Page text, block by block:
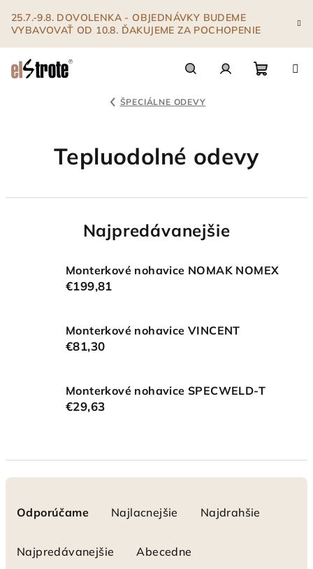
obsah
25.7.-9.8. DOVOLENKA - OBJEDNÁVKY BUDEME
VYBAVOVAŤ OD 10.8. ĎAKUJEME ZA POCHOPENIE
ŠPECIÁLNE ODEVY
Tepluodolné odevy
Najpredávanejšie
Monterkové nohavice NOMAK NOMEX
€199,81
Monterkové nohavice VINCENT
€81,30
Monterkové nohavice SPECWELD-T
€29,63
Odporúčame Najlacnejšie Najdrahšie
Najpredávanejšie Abecedne